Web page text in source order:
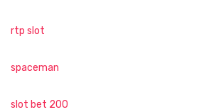
rtp slot
spaceman
slot bet 200